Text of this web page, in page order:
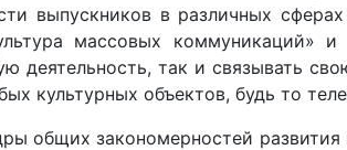
выпускников в различных
массовых коммуникаций»
деятельность, так и связывать
культурных объектов, будь то
общих закономерностей